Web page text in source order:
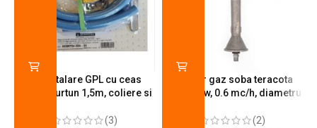
Kit instalare GPL cu ceas
butelie, furtun 1,5m, coliere si
(3)
Arzator gaz soba teracota
A600, 6 kw, 0.6 mc/h, diametru
(2)